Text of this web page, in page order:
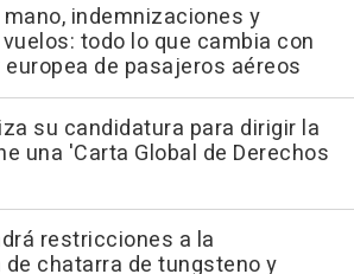
indemnizaciones y
todo lo que cambia con
europea de pasajeros aéreos
su candidatura para dirigir la
una 'Carta Global de Derechos
restricciones a la
chatarra de tungsteno y